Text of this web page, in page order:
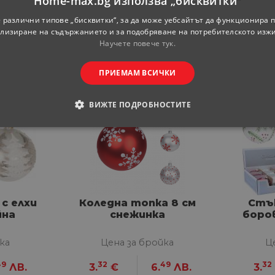
елхи
ЛВ.
Коледна топка 8 см
снежинка
Цена за бройка
3.32 € 6.49 ЛВ. 3.32
типове „бисквитки“, за да може уебсайтът да функционира
на съдържанието и за подобряване на потребителското
Научете повече тук.
ПРИЕМАМ ВСИЧКИ
ВИЖТЕ ПОДРОБНОСТИТЕ
СТАТИСТИЧЕСКИ МАРКЕТИНГOВИ
Маркетингoви
позволяват основната функционалност на уебсайта, като потребителско
Доставчик
Валиден